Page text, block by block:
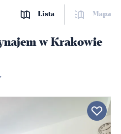
Lista Mapa
w Krakowie